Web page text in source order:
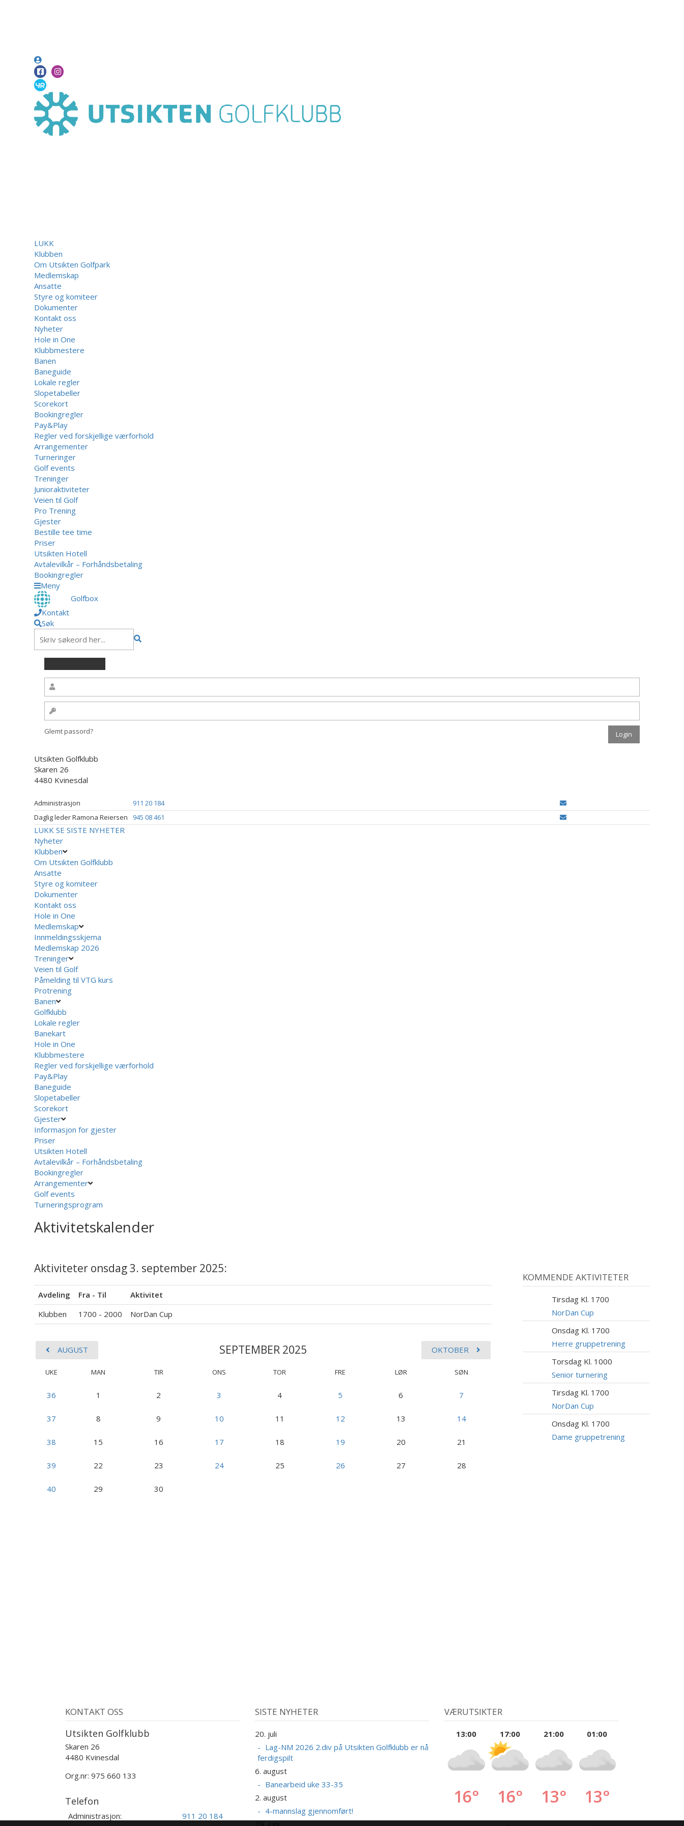
LUKK
Klubben
Om Utsikten Golfpark
Medlemskap
Ansatte
Styre og komiteer
Dokumenter
Kontakt oss
Nyheter
Hole in One
Klubbmestere
Banen
Baneguide
Lokale regler
Slopetabeller
Scorekort
Bookingregler
Pay&Play
Regler ved forskjellige værforhold
Arrangementer
Turneringer
Golf events
Treninger
Junioraktiviteter
Veien til Golf
Pro Trening
Gjester
Bestille tee time
Priser
Utsikten Hotell
Avtalevilkår – Forhåndsbetaling
Bookingregler
Meny
Golfbox
Kontakt
Søk
Glemt passord?
Utsikten Golfklubb
Skaren 26
4480 Kvinesdal
Administrasjon
911 20 184
Daglig leder Ramona Reiersen
945 08 461
LUKK SE SISTE NYHETER
Nyheter
Klubben
Om Utsikten Golfklubb
Ansatte
Styre og komiteer
Dokumenter
Kontakt oss
Hole in One
Medlemskap
Innmeldingsskjema
Medlemskap 2026
Treninger
Veien til Golf
Påmelding til VTG kurs
Protrening
Banen
Golfklubb
Lokale regler
Banekart
Hole in One
Klubbmestere
Regler ved forskjellige værforhold
Pay&Play
Baneguide
Slopetabeller
Scorekort
Gjester
Informasjon for gjester
Priser
Utsikten Hotell
Avtalevilkår – Forhåndsbetaling
Bookingregler
Arrangementer
Golf events
Turneringsprogram
Aktivitetskalender
Aktiviteter onsdag 3. september 2025:
Avdeling Fra - Til
Aktivitet
Klubben
1700 - 2000 NorDan Cup
AUGUST OKTOBER
SEPTEMBER 2025
UKE MAN TIR ONS TOR FRE LØR SØN
36 1 2 3 4 5 6 7
37 8 9 10 11 12 13 14
38 15 16 17 18 19 20 21
39 22 23 24 25 26 27 28
40 29 30
KOMMENDE AKTIVITETER
Tirsdag Kl. 1700
NorDan Cup
Onsdag Kl. 1700
Herre gruppetrening
Torsdag Kl. 1000
Senior turnering
Tirsdag Kl. 1700
NorDan Cup
Onsdag Kl. 1700
Dame gruppetrening
KONTAKT OSS
Utsikten Golfklubb
Skaren 26
4480 Kvinesdal
Org.nr: 975 660 133
Telefon
Administrasjon:
911 20 184
SISTE NYHETER
20. juli
Lag-NM 2026 2.div på Utsikten Golfklubb er nå
ferdigspilt
6. august
Banearbeid uke 33-35
2. august
4-mannslag gjennomført!
VÆRUTSIKTER
13:00
16°
17:00
16°
21:00
13°
01:00
13°